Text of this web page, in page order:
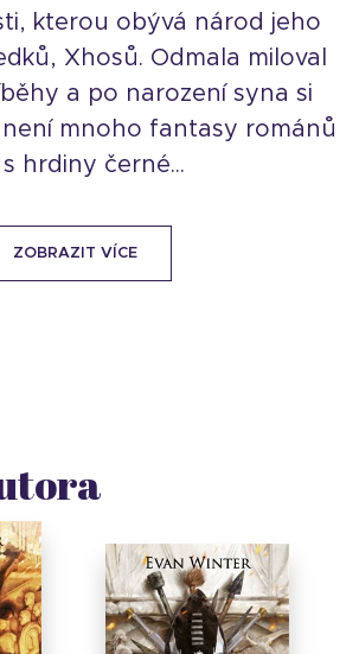
kterou obývá národ jeho
Xhosů. Odmala miloval
a po narození syna si
není mnoho fantasy románů
s hrdiny černé...
ZOBRAZIT VÍCE